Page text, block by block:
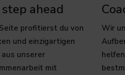
ahead
profitierst du von
und einzigartigen
unserer
mit
Wir